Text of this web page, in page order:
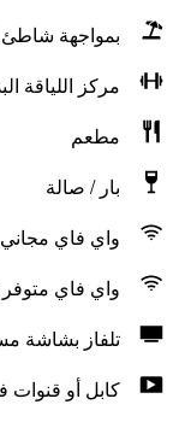
بمواجهة شاطئ
مركز اللياقة
مطعم
بار / صالة
واي فاي مجاني
واي فاي
تلفاز بشاشة
كابل أو قنوات